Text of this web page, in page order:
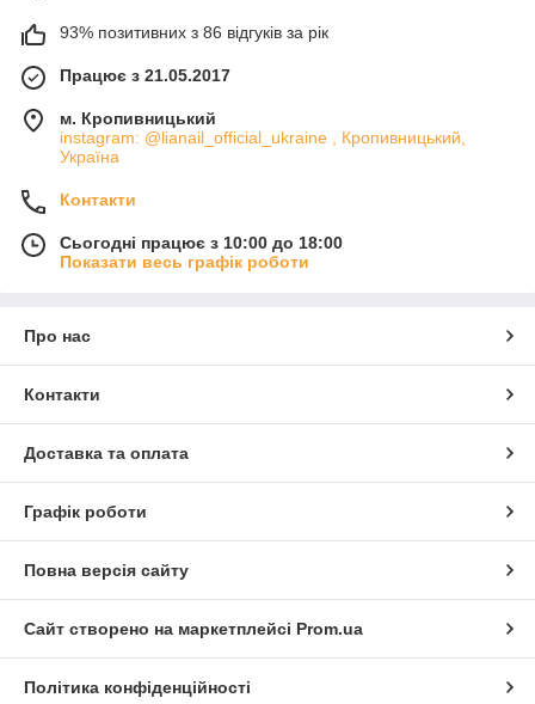
93% позитивних з 86 відгуків за рік
Працює з 21.05.2017
м. Кропивницький
instagram: @lianail_official_ukraine , Кропивницький,
Україна
Контакти
Сьогодні працює з 10:00 до 18:00
Показати весь графік роботи
Про нас
Контакти
Доставка та оплата
Графік роботи
Повна версія сайту
Сайт створено на маркетплейсі Prom.ua
Політика конфіденційності